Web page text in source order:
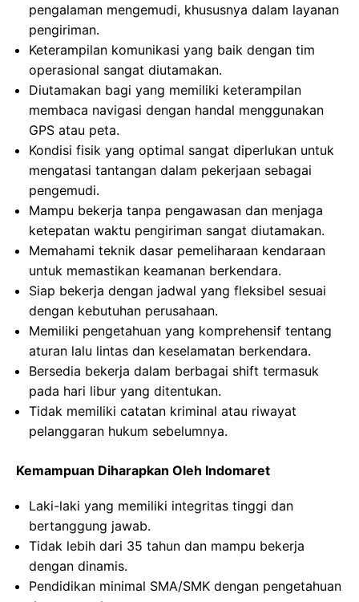
pengalaman mengemudi, khususnya dalam layanan
pengiriman.
Keterampilan komunikasi yang baik dengan tim
operasional sangat diutamakan.
Diutamakan bagi yang memiliki keterampilan
membaca navigasi dengan handal menggunakan
GPS atau peta.
Kondisi fisik yang optimal sangat diperlukan untuk
mengatasi tantangan dalam pekerjaan sebagai
pengemudi.
Mampu bekerja tanpa pengawasan dan menjaga
ketepatan waktu pengiriman sangat diutamakan.
Memahami teknik dasar pemeliharaan kendaraan
untuk memastikan keamanan berkendara.
Siap bekerja dengan jadwal yang fleksibel sesuai
dengan kebutuhan perusahaan.
Memiliki pengetahuan yang komprehensif tentang
aturan lalu lintas dan keselamatan berkendara.
Bersedia bekerja dalam berbagai shift termasuk
pada hari libur yang ditentukan.
Tidak memiliki catatan kriminal atau riwayat
pelanggaran hukum sebelumnya.
Kemampuan Diharapkan Oleh Indomaret
Laki-laki yang memiliki integritas tinggi dan
bertanggung jawab.
Tidak lebih dari 35 tahun dan mampu bekerja
dengan dinamis.
Pendidikan minimal SMA/SMK dengan pengetahuan